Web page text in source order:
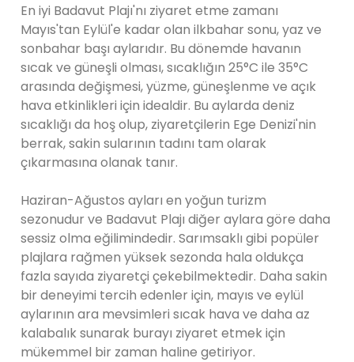
En iyi Badavut Plajı'nı ziyaret etme zamanı
Mayıs'tan Eylül'e kadar olan ilkbahar sonu, yaz ve
sonbahar başı aylarıdır. Bu dönemde havanın
sıcak ve güneşli olması, sıcaklığın 25°C ile 35°C
arasında değişmesi, yüzme, güneşlenme ve açık
hava etkinlikleri için idealdir. Bu aylarda deniz
sıcaklığı da hoş olup, ziyaretçilerin Ege Denizi'nin
berrak, sakin sularının tadını tam olarak
çıkarmasına olanak tanır.
Haziran-Ağustos ayları en yoğun turizm
sezonudur ve Badavut Plajı diğer aylara göre daha
sessiz olma eğilimindedir. Sarımsaklı gibi popüler
plajlara rağmen yüksek sezonda hala oldukça
fazla sayıda ziyaretçi çekebilmektedir. Daha sakin
bir deneyimi tercih edenler için, mayıs ve eylül
aylarının ara mevsimleri sıcak hava ve daha az
kalabalık sunarak burayı ziyaret etmek için
mükemmel bir zaman haline getiriyor.